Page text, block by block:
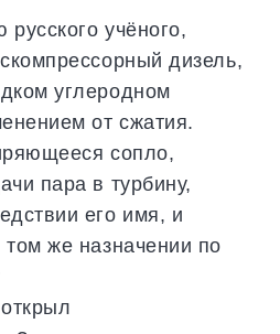
учёного,
дизель,
углеродном
от сжатия.
сопло,
пара в турбину,
его имя, и
же назначении по